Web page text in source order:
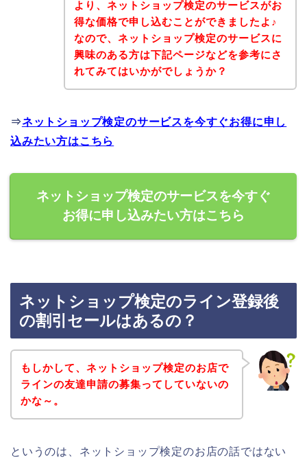
より、ネットショップ検定のサービスがお
得な価格で申し込むことができましたよ♪
なので、ネットショップ検定のサービスに
興味のある方は下記ページなどを参考にさ
れてみてはいかがでしょうか？
⇒ネットショップ検定のサービスを今すぐお得に申し
込みたい方はこちら
ネットショップ検定のサービスを今すぐ
お得に申し込みたい方はこちら
ネットショップ検定のライン登録後
の割引セールはあるの？
もしかして、ネットショップ検定のお店で
ラインの友達申請の募集ってしていないの
かな～。
というのは、ネットショップ検定のお店の話ではない